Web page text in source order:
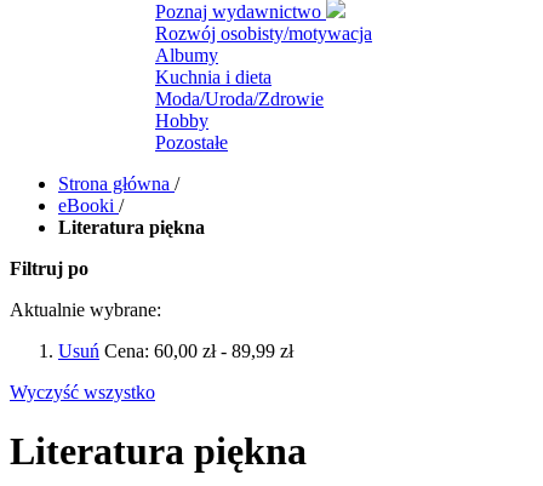
Poznaj wydawnictwo
Rozwój osobisty/motywacja
Albumy
Kuchnia i dieta
Moda/Uroda/Zdrowie
Hobby
Pozostałe
Strona główna /
eBooki /
Literatura piękna
Filtruj po
Aktualnie wybrane:
Usuń Cena: 60,00 zł - 89,99 zł
Wyczyść wszystko
Literatura piękna